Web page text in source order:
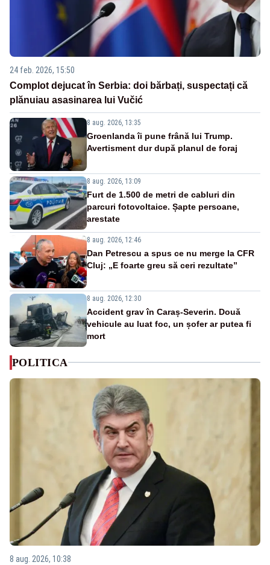
24 feb. 2026, 15:50
Complot dejucat în Serbia: doi bărbați, suspectați că
plănuiau asasinarea lui Vučić
8 aug. 2026, 13:35
Groenlanda îi pune frână lui Trump.
Avertisment dur după planul de foraj
8 aug. 2026, 13:09
Furt de 1.500 de metri de cabluri din
parcuri fotovoltaice. Șapte persoane,
arestate
8 aug. 2026, 12:46
Dan Petrescu a spus ce nu merge la CFR
Cluj: „E foarte greu să ceri rezultate”
8 aug. 2026, 12:30
Accident grav în Caraș-Severin. Două
vehicule au luat foc, un șofer ar putea fi
mort
POLITICA
8 aug. 2026, 10:38